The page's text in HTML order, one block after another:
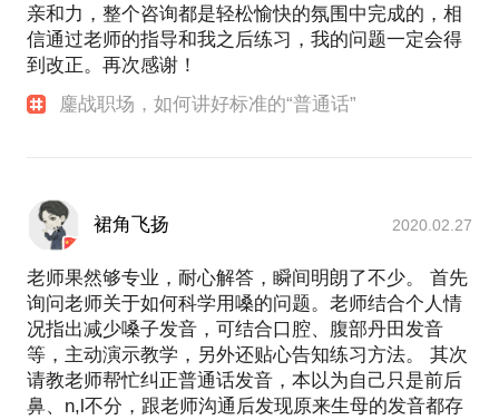
亲和力，整个咨询都是轻松愉快的氛围中完成的，相
信通过老师的指导和我之后练习，我的问题一定会得
到改正。再次感谢！
鏖战职场，如何讲好标准的“普通话”
裙角飞扬 2020.02.27
老师果然够专业，耐心解答，瞬间明朗了不少。 首先
询问老师关于如何科学用嗓的问题。老师结合个人情
况指出减少嗓子发音，可结合口腔、腹部丹田发音
等，主动演示教学，另外还贴心告知练习方法。 其次
请教老师帮忙纠正普通话发音，本以为自己只是前后
鼻、n,l不分，跟老师沟通后发现原来生母的发音都存